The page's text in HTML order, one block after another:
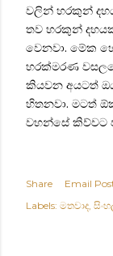
වලින් හරකුන්
තව හරකුන්
වෙනවා. මේක
හරක්මරණ
කියවන අයටත්
හිතනවා. මටත්
වහන්සේ කිව්වට
Share
Email
Labels: මතවාද